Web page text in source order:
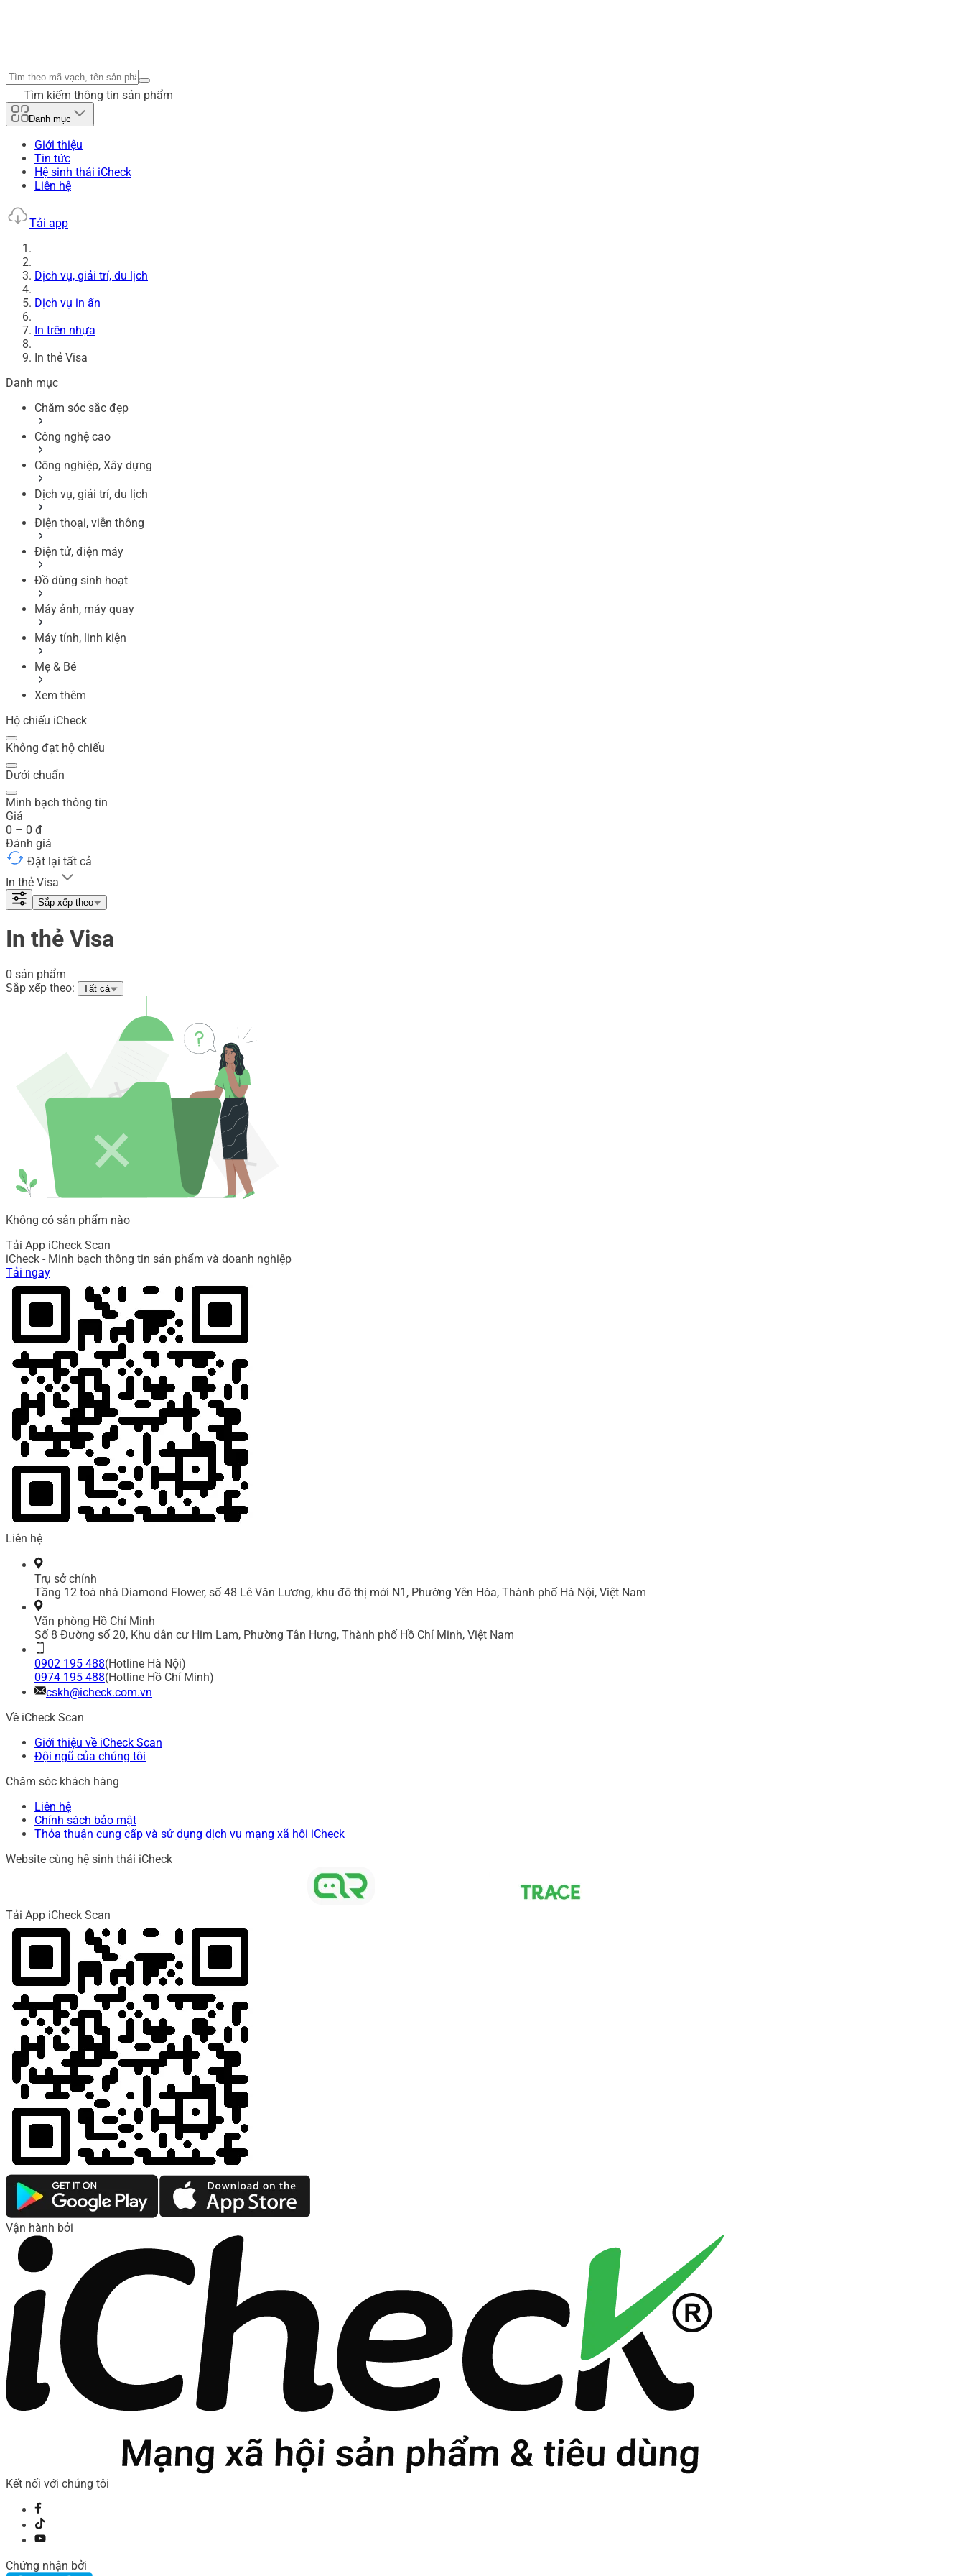
Tìm kiếm thông tin sản phẩm
Danh mục
Giới thiệu
Tin tức
Hệ sinh thái iCheck
Liên hệ
Tải app
Dịch vụ, giải trí, du lịch
Dịch vụ in ấn
In trên nhựa
In thẻ Visa
Danh mục
Chăm sóc sắc đẹp
Công nghệ cao
Công nghiệp, Xây dựng
Dịch vụ, giải trí, du lịch
Điện thoại, viễn thông
Điện tử, điện máy
Đồ dùng sinh hoạt
Máy ảnh, máy quay
Máy tính, linh kiện
Mẹ & Bé
Xem thêm
Hộ chiếu iCheck
Không đạt hộ chiếu
Dưới chuẩn
Minh bạch thông tin
Giá
0 – 0 đ
Đánh giá
Đặt lại tất cả
In thẻ Visa
Sắp xếp theo
In thẻ Visa
0 sản phẩm
Sắp xếp theo:
Tất cả
Không có sản phẩm nào
Tải App iCheck Scan
iCheck - Minh bạch thông tin sản phẩm và doanh nghiệp
Tải ngay
Liên hệ
Trụ sở chính
Tầng 12 toà nhà Diamond Flower, số 48 Lê Văn Lương, khu đô thị mới N1, Phường Yên Hòa, Thành phố Hà Nội, Việt Nam
Văn phòng Hồ Chí Minh
Số 8 Đường số 20, Khu dân cư Him Lam, Phường Tân Hưng, Thành phố Hồ Chí Minh, Việt Nam
0902 195 488(Hotline Hà Nội)
0974 195 488(Hotline Hồ Chí Minh)
cskh@icheck.com.vn
Về iCheck Scan
Giới thiệu về iCheck Scan
Đội ngũ của chúng tôi
Chăm sóc khách hàng
Liên hệ
Chính sách bảo mật
Thỏa thuận cung cấp và sử dụng dịch vụ mạng xã hội iCheck
Website cùng hệ sinh thái iCheck
Tải App iCheck Scan
Vận hành bởi
Kết nối với chúng tôi
Chứng nhận bởi